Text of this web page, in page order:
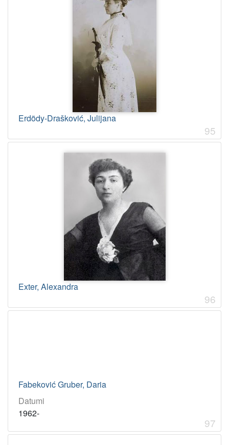
Erdödy-Drašković, Julijana
95
Exter, Alexandra
96
Fabeković Gruber, Daria
Datumi
1962-
97